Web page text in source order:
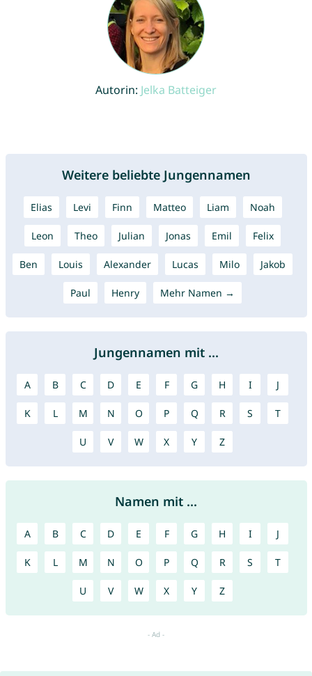
Autorin: Jelka Batteiger
Weitere beliebte Jungennamen
Elias Levi Finn Matteo Liam Noah
Leon Theo Julian Jonas Emil Felix
Ben Louis Alexander Lucas Milo Jakob
Paul Henry Mehr Namen →
Jungennamen mit ...
A B C D E F G H I J
K L M N O P Q R S T
U V W X Y Z
Namen mit ...
A B C D E F G H I J
K L M N O P Q R S T
U V W X Y Z